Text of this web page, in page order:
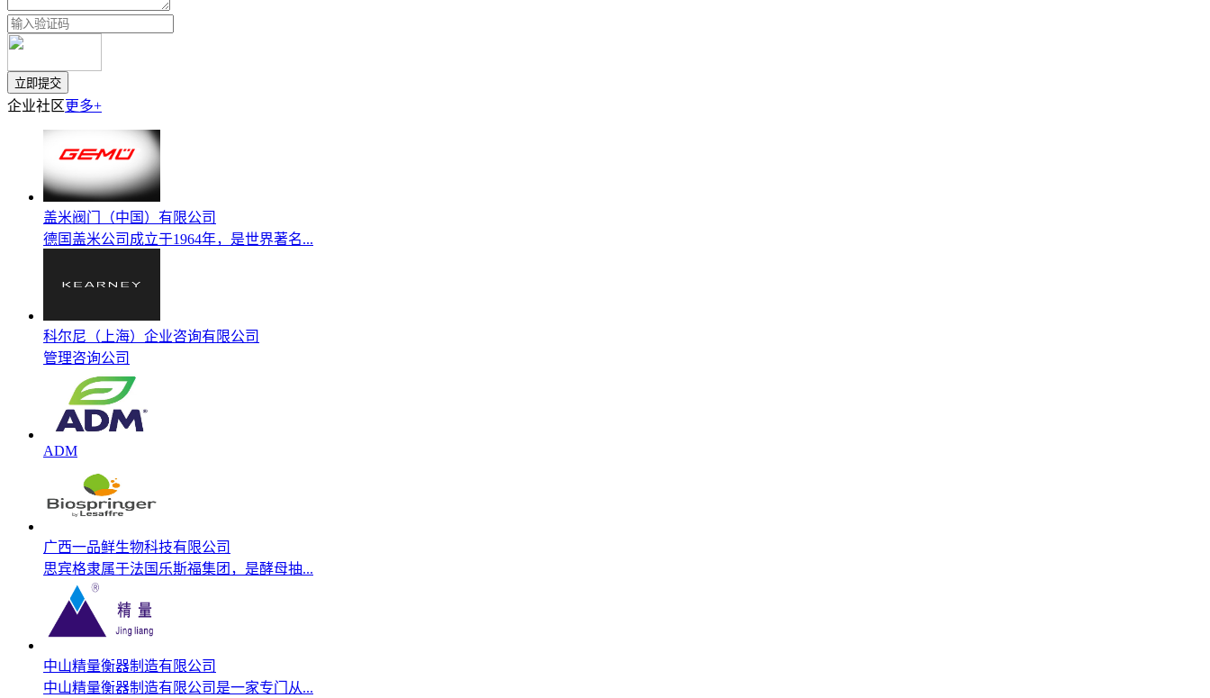
企业社区更多+
盖米阀门（中国）有限公司
德国盖米公司成立于1964年，是世界著名...
科尔尼（上海）企业咨询有限公司
管理咨询公司
ADM
广西一品鲜生物科技有限公司
思宾格隶属于法国乐斯福集团，是酵母抽...
中山精量衡器制造有限公司
中山精量衡器制造有限公司是一家专门从...